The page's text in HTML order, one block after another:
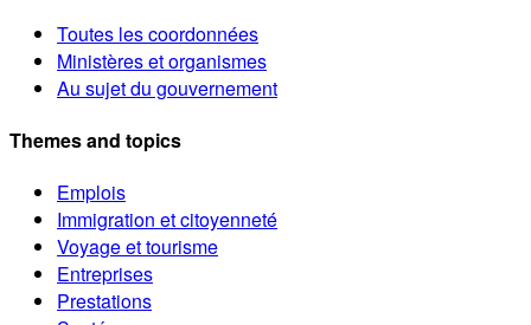
Toutes les coordonnées
Ministères et organismes
Au sujet du gouvernement
Themes and topics
Emplois
Immigration et citoyenneté
Voyage et tourisme
Entreprises
Prestations